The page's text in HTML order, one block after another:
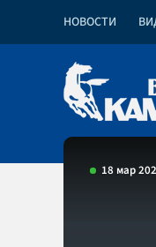
НОВОСТИ
18 мар